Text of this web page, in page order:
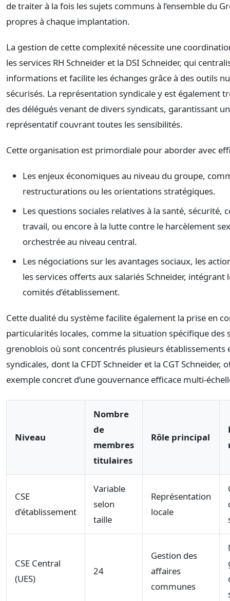
de traiter à la fois les sujets communs à l’ensemble du
propres à chaque implantation.
La gestion de cette complexité nécessite une
les services RH Schneider et la DSI Schneider, qui
informations et facilite les échanges grâce à des outils
sécurisés. La représentation syndicale y est également
des délégués venant de divers syndicats, garantissant
représentatif couvrant toutes les sensibilités.
Cette organisation est primordiale pour aborder avec
Les enjeux économiques au niveau du groupe,
restructurations ou les orientations stratégiques.
Les questions sociales relatives à la santé, sécurité,
travail, ou encore à la lutte contre le harcèlement
orchestrée au niveau central.
Les négociations sur les avantages sociaux, les
les services offerts aux salariés Schneider, intégrant
comités d’établissement.
Cette dualité du système facilite également la prise en
particularités locales, comme la situation spécifique des
grenoblois où sont concentrés plusieurs établissements
syndicales, dont la CFDT Schneider et la CGT Schneider,
exemple concret d’une gouvernance efficace multi-
Niveau
Nombre
de
membres
titulaires
Rôle principal
CSE
d’établissement
Variable
selon
taille
Représentation
locale
CSE Central
(UES)
24
Gestion des
affaires
communes